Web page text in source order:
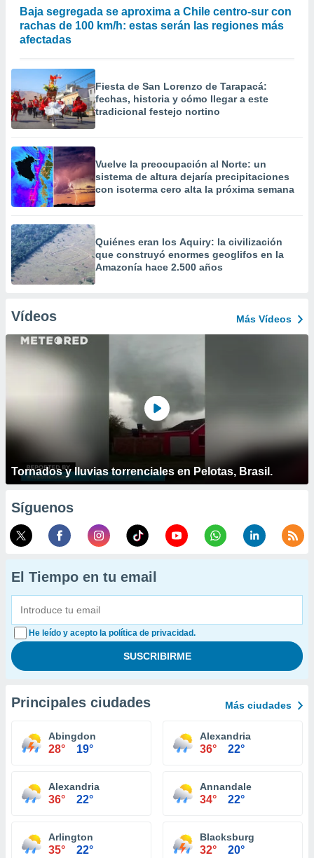
Baja segregada se aproxima a Chile centro-sur con
rachas de 100 km/h: estas serán las regiones más
afectadas
Fiesta de San Lorenzo de Tarapacá:
fechas, historia y cómo llegar a este
tradicional festejo nortino
Vuelve la preocupación al Norte: un
sistema de altura dejaría precipitaciones
con isoterma cero alta la próxima semana
Quiénes eran los Aquiry: la civilización
que construyó enormes geoglifos en la
Amazonía hace 2.500 años
Vídeos Más Vídeos
Tornados y lluvias torrenciales en Pelotas, Brasil.
Síguenos
El Tiempo en tu email
He leído y acepto la política de privacidad.
Principales ciudades Más ciudades
Abingdon
28° 19°
Alexandria
36° 22°
Alexandria
36° 22°
Annandale
34° 22°
Arlington
35° 22°
Blacksburg
32° 20°